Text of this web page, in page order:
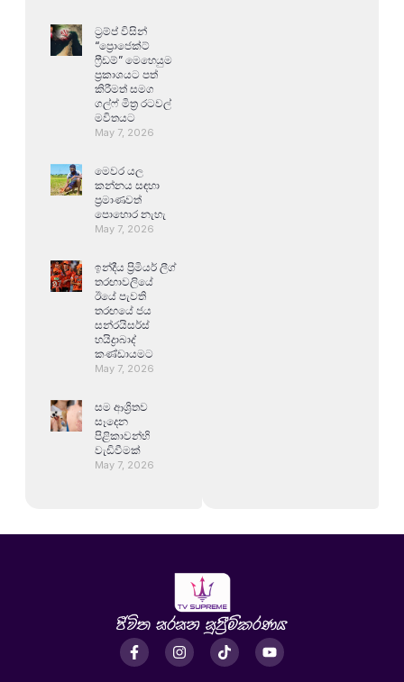
ට්‍රම්ප් විසින්
“ප්‍රොජෙක්ට්
ෆ්‍රීඩම්” මෙහෙයුම
ප්‍රකාශයට පත්
කිරීමත් සමග
ගල්ෆ් මිත්‍ර රටවල්
මවිතයට
May 7, 2026
මෙවර යල
කන්නය සඳහා
ප්‍රමාණවත්
පොහොර නැහැ
May 7, 2026
ඉන්දීය ප්‍රිමියර් ලීග්
තරඟාවලියේ
ඊයේ පැවති
තරඟයේ ජය
සන්රයිසර්ස්
හයිද්‍රාබාද්
කණ්ඩායමට
May 7, 2026
සම ආශ්‍රිතව
සෑදෙන
පිළිකාවන්හි
වැඩිවීමක්
May 7, 2026